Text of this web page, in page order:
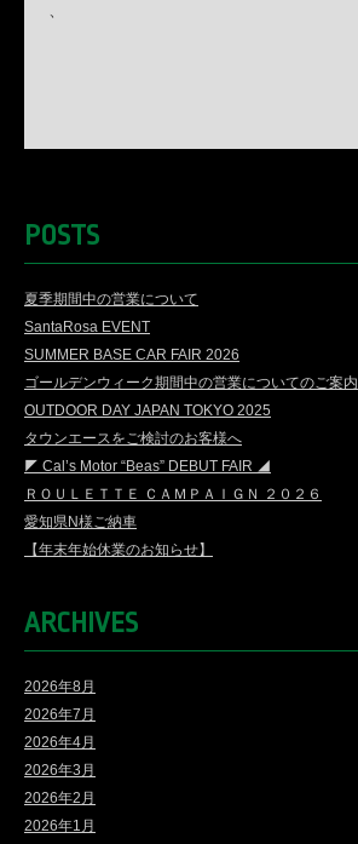
、
POSTS
夏季期間中の営業について
SantaRosa EVENT
SUMMER BASE CAR FAIR 2026
ゴールデンウィーク期間中の営業についてのご案内
OUTDOOR DAY JAPAN TOKYO 2025
タウンエースをご検討のお客様へ
◤ Cal’s Motor “Beas” DEBUT FAIR ◢
ＲＯＵＬＥＴＴＥ ＣＡＭＰＡＩＧＮ ２０２６
愛知県N様ご納車
【年末年始休業のお知らせ】
ARCHIVES
2026年8月
2026年7月
2026年4月
2026年3月
2026年2月
2026年1月